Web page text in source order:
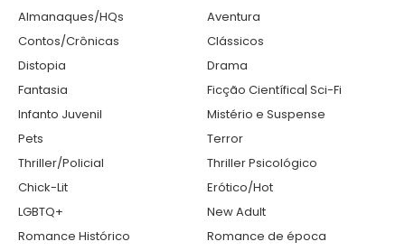
Almanaques/HQs
Aventura
Contos/Crônicas
Clássicos
Distopia
Drama
Fantasia
Ficção Científica| Sci-Fi
Infanto Juvenil
Mistério e Suspense
Pets
Terror
Thriller/Policial
Thriller Psicológico
Chick-Lit
Erótico/Hot
LGBTQ+
New Adult
Romance Histórico
Romance de época